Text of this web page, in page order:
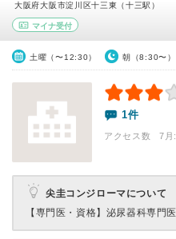
大阪府大阪市淀川区十三東（十三駅）
マイナ受付
土曜（〜12:30） 朝（8:30〜）
1件
アクセス数 7月:
尖圭コンジローマについて
【専門医・資格】 泌尿器科専門医